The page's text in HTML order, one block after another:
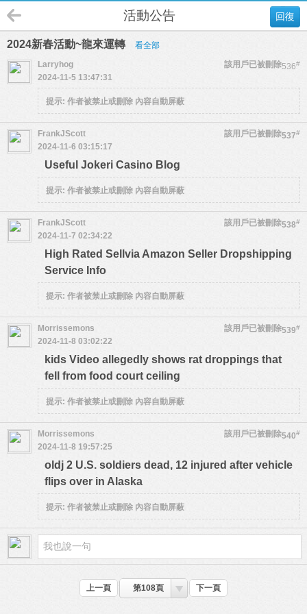
回復
活動公告
2024新春活動~龍來運轉 看全部
536#
Larryhog
該用戶已被刪除
2024-11-5 13:47:31
提示: 作者被禁止或刪除 內容自動屏蔽
537#
FrankJScott
該用戶已被刪除
2024-11-6 03:15:17
Useful Jokeri Casino Blog
提示: 作者被禁止或刪除 內容自動屏蔽
538#
FrankJScott
該用戶已被刪除
2024-11-7 02:34:22
High Rated Sellvia Amazon Seller Dropshipping
Service Info
提示: 作者被禁止或刪除 內容自動屏蔽
539#
Morrissemons
該用戶已被刪除
2024-11-8 03:02:22
kids Video allegedly shows rat droppings that
fell from food court ceiling
提示: 作者被禁止或刪除 內容自動屏蔽
540#
Morrissemons
該用戶已被刪除
2024-11-8 19:57:25
oldj 2 U.S. soldiers dead, 12 injured after vehicle
flips over in Alaska
提示: 作者被禁止或刪除 內容自動屏蔽
上一頁 第108頁 下一頁